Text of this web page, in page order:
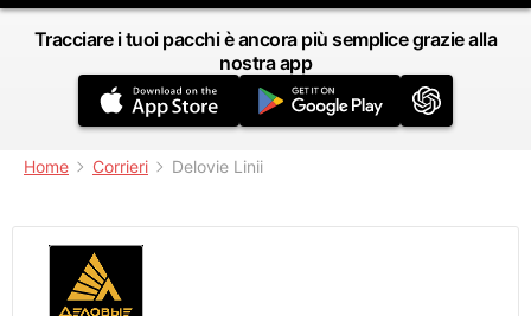
Tracciare i tuoi pacchi è ancora più semplice grazie alla
nostra app
Home Corrieri Delovie Linii